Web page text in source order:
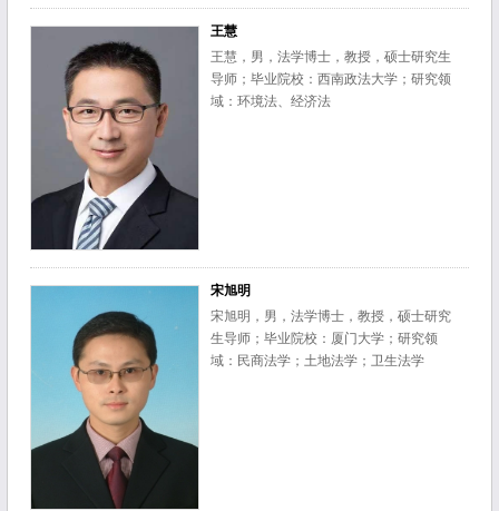
王慧
王慧，男，法学博士，教授，硕士研究生
导师；毕业院校：西南政法大学；研究领
域：环境法、经济法
宋旭明
宋旭明，男，法学博士，教授，硕士研究
生导师；毕业院校：厦门大学；研究领
域：民商法学；土地法学；卫生法学